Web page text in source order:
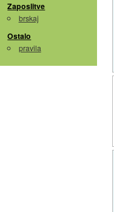
Zaposlitve
brskaj
Ostalo
pravila